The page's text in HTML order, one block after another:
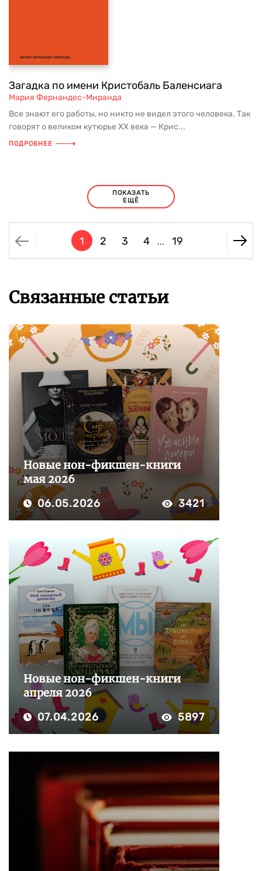
Загадка по имени Кристобаль Баленсиага
Мария Фернандес-Миранда
Все знают его работы, но никто не видел этого человека. Так
говорят о великом кутюрье XX века — Крис...
ПОДРОБНЕЕ
ПОКАЗАТЬ
ЕЩЁ
1 2 3 4 ... 19
Связанные статьи
Новые нон-фикшен-книги
мая 2026
06.05.2026 3421
Новые нон-фикшен-книги
апреля 2026
07.04.2026 5897